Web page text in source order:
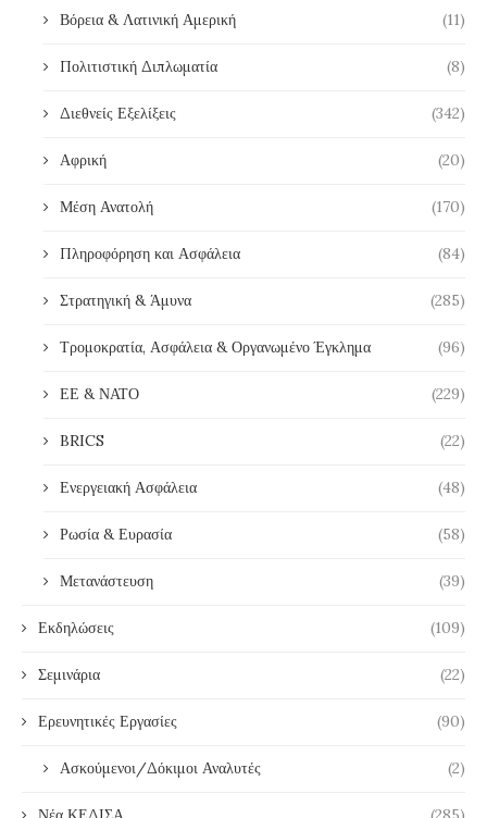
Βόρεια & Λατινική Αμερική (11)
Πολιτιστική Διπλωματία (8)
Διεθνείς Εξελίξεις (342)
Αφρική (20)
Μέση Ανατολή (170)
Πληροφόρηση και Ασφάλεια (84)
Στρατηγική & Άμυνα (285)
Τρομοκρατία, Ασφάλεια & Οργανωμένο Έγκλημα (96)
ΕΕ & ΝΑΤΟ (229)
BRICS (22)
Ενεργειακή Ασφάλεια (48)
Ρωσία & Ευρασία (58)
Μετανάστευση (39)
Εκδηλώσεις (109)
Σεμινάρια (22)
Ερευνητικές Εργασίες (90)
Ασκούμενοι/Δόκιμοι Αναλυτές (2)